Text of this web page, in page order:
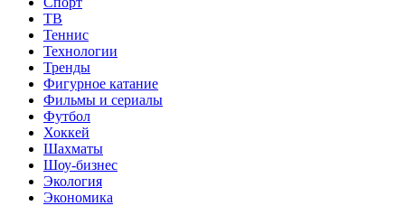
ТВ
Теннис
Технологии
Тренды
Фигурное катание
Фильмы и сериалы
Футбол
Хоккей
Шахматы
Шоу-бизнес
Экология
Экономика